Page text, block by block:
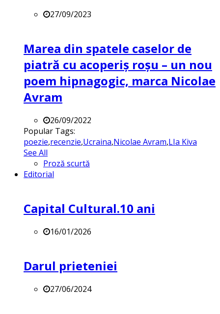
27/09/2023
Marea din spatele caselor de
piatră cu acoperiș roșu – un nou
poem hipnagogic, marca Nicolae
Avram
26/09/2022
Popular Tags:
poezie,recenzie,Ucraina,Nicolae Avram,LIa Kiva
See All
Proză scurtă
Editorial
Capital Cultural.10 ani
16/01/2026
Darul prieteniei
27/06/2024